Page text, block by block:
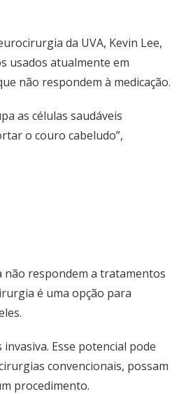
da UVA, Kevin Lee,
usados atualmente em
não respondem à medicação.
as células saudáveis
o couro cabeludo”,
não respondem a tratamentos
é uma opção para
Esse potencial pode
convencionais, possam
procedimento.